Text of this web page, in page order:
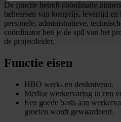
De functie betreft coördinatie
beheersen van kostprijs, levertijd
personele, administratieve,
coördinator ben je de spil van het
de projectleider.
Functie eisen
HBO werk- en denkniveau.
Medior werkervaring in een
Een goede basis aan
groeien wordt gewaardeerd.